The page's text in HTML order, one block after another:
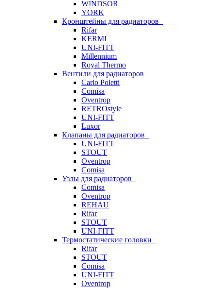
WINDSOR
YORK
Кронштейны для радиаторов
Rifar
KERMI
UNI-FITT
Millennium
Royal Thermo
Вентили для радиаторов
Carlo Poletti
Comisa
Oventrop
RETROstyle
UNI-FITT
Luxor
Клапаны для радиаторов
UNI-FITT
STOUT
Oventrop
Comisa
Узлы для радиаторов
Comisa
Oventrop
REHAU
Rifar
STOUT
UNI-FITT
Термостатические головки
Rifar
STOUT
Comisa
UNI-FITT
Oventrop